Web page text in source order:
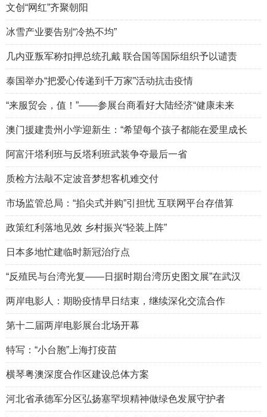
文创“网红”齐聚朝阳
冰雪产业要告别“冷热不均”
几内亚叛军称扣押总统孔戴 联合国等国际组织予以谴责
泰国举办“把爱心传递到千万家”活动抗击疫情
“来服贸会，值！”——参展台商看好大陆经济“健康未来
澳门援建贵州小学迎新生：“希望每个孩子都能在爱里成长
阿富汗塔利班与反塔利班武装争夺最后一省
质检方法敲不定波音梦想客机难交付
市场监管总局：“掐尖式并购”引担忧 互联网平台存借算
政策红利落地见效 乡村振兴“轻装上阵”
日本多地忙建临时新冠治疗点
“反殖民与台湾光复——日据时期台湾历史图文展”在武汉
两岸电影人：期盼疫情早日结束，继续深化交流合作
第十二届两岸电影展台北场开幕
特写：“小台胞”上海打疫苗
横琴粤澳深度合作区建设总体方案
河北省承德军分区弘扬塞罕坝精神做绿色发展守护者